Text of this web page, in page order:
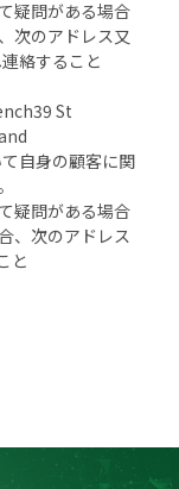
疑問がある場合
次のアドレス又
絡すること
St
自身の顧客に関
疑問がある場合
、次のアドレス
と